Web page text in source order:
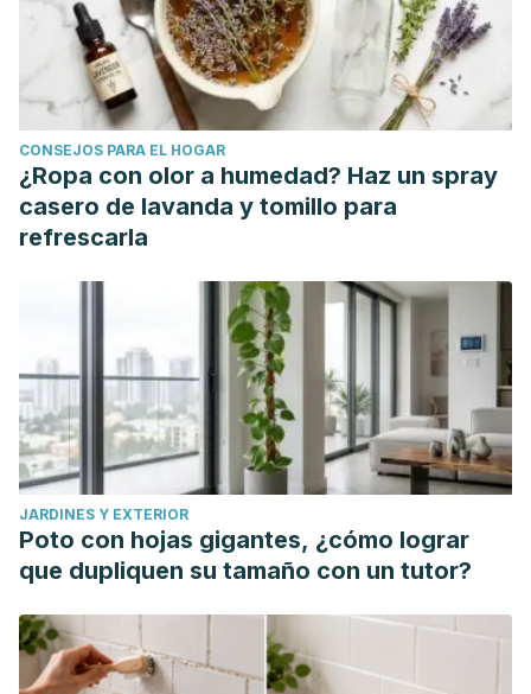
CONSEJOS PARA EL HOGAR
¿Ropa con olor a humedad? Haz un spray
casero de lavanda y tomillo para
refrescarla
JARDINES Y EXTERIOR
Poto con hojas gigantes, ¿cómo lograr
que dupliquen su tamaño con un tutor?